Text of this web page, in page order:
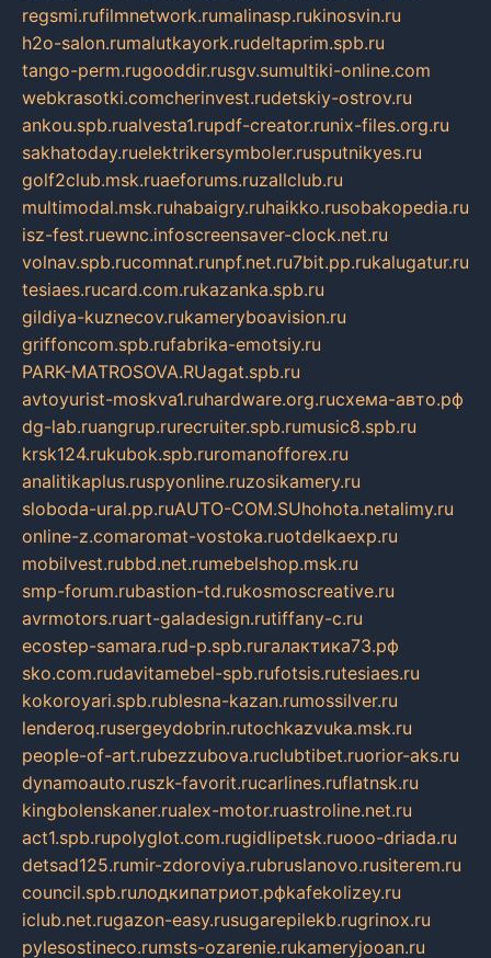
regsmi.rufilmnetwork.rumalinasp.rukinosvin.ru
h2o-salon.rumalutkayork.rudeltaprim.spb.ru
tango-perm.rugooddir.rusgv.sumultiki-online.com
webkrasotki.comcherinvest.rudetskiy-ostrov.ru
ankou.spb.rualvesta1.rupdf-creator.runix-files.org.ru
sakhatoday.ruelektrikersymboler.rusputnikyes.ru
golf2club.msk.ruaeforums.ruzallclub.ru
multimodal.msk.ruhabaigry.ruhaikko.rusobakopedia.ru
isz-fest.ruewnc.infoscreensaver-clock.net.ru
volnav.spb.rucomnat.runpf.net.ru7bit.pp.rukalugatur.ru
tesiaes.rucard.com.rukazanka.spb.ru
gildiya-kuznecov.rukameryboavision.ru
griffoncom.spb.rufabrika-emotsiy.ru
PARK-MATROSOVA.RUagat.spb.ru
avtoyurist-moskva1.ruhardware.org.ruсхема-авто.рф
dg-lab.ruangrup.rurecruiter.spb.rumusic8.spb.ru
krsk124.rukubok.spb.ruromanofforex.ru
analitikaplus.ruspyonline.ruzosikamery.ru
sloboda-ural.pp.ruAUTO-COM.SUhohota.netalimy.ru
online-z.comaromat-vostoka.ruotdelkaexp.ru
mobilvest.rubbd.net.rumebelshop.msk.ru
smp-forum.rubastion-td.rukosmoscreative.ru
avrmotors.ruart-galadesign.rutiffany-c.ru
ecostep-samara.rud-p.spb.ruгалактика73.рф
sko.com.rudavitamebel-spb.rufotsis.rutesiaes.ru
kokoroyari.spb.rublesna-kazan.rumossilver.ru
lenderoq.rusergeydobrin.rutochkazvuka.msk.ru
people-of-art.rubezzubova.ruclubtibet.ruorior-aks.ru
dynamoauto.ruszk-favorit.rucarlines.ruflatnsk.ru
kingbolenskaner.rualex-motor.ruastroline.net.ru
act1.spb.rupolyglot.com.rugidlipetsk.ruooo-driada.ru
detsad125.rumir-zdoroviya.rubruslanovo.rusiterem.ru
council.spb.ruлодкипатриот.рфkafekolizey.ru
iclub.net.rugazon-easy.rusugarepilekb.rugrinox.ru
pylesostineco.rumsts-ozarenie.rukameryjooan.ru